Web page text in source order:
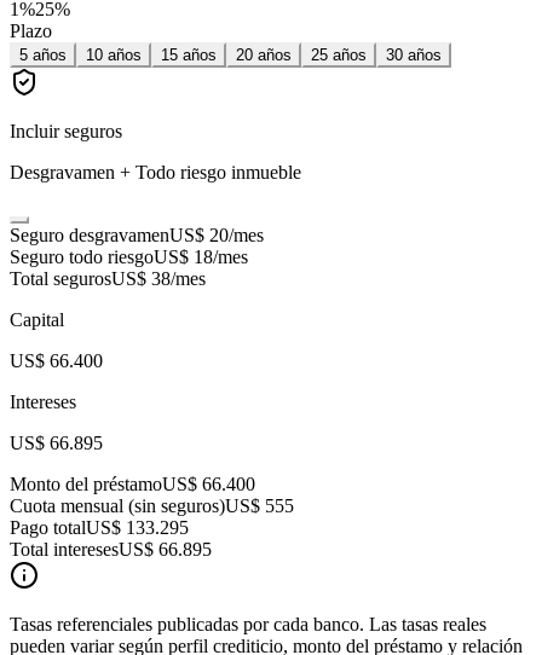
1%25%
Plazo
5 años 10 años 15 años 20 años 25 años 30 años
Incluir seguros
Desgravamen + Todo riesgo inmueble
Seguro desgravamenUS$ 20/mes
Seguro todo riesgoUS$ 18/mes
Total segurosUS$ 38/mes
Capital
US$ 66.400
Intereses
US$ 66.895
Monto del préstamoUS$ 66.400
Cuota mensual (sin seguros)US$ 555
Pago totalUS$ 133.295
Total interesesUS$ 66.895
Tasas referenciales publicadas por cada banco. Las tasas reales
pueden variar según perfil crediticio, monto del préstamo y relación